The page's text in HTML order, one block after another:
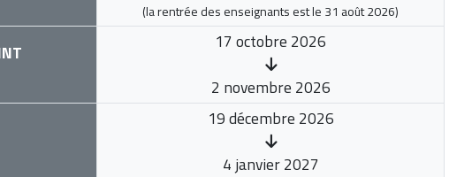
(la rentrée des enseignants est le 31 août 2026)
17 octobre 2026
2 novembre 2026
19 décembre 2026
4 janvier 2027